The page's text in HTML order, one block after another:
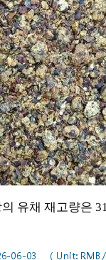
유채 재고량은